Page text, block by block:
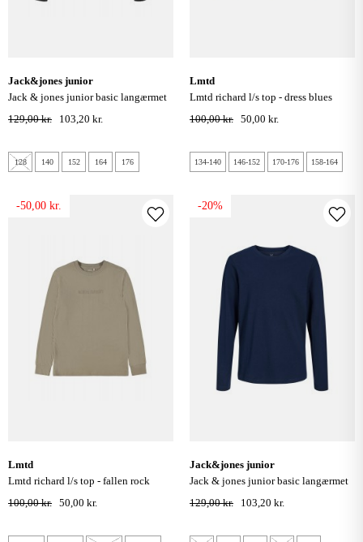
jack&jones junior
jack & jones junior basic langærmet
bluse - sort
129,00 kr. 103,20 kr.
128 140 152 164 176
lmtd
lmtd richard l/s top - dress blues
100,00 kr. 50,00 kr.
134-140 146-152 170-176 158-164
-50,00 kr.
lmtd
lmtd richard l/s top - fallen rock
100,00 kr. 50,00 kr.
-20%
jack&jones junior
jack & jones junior basic langærmet
bluse - navy blazer
129,00 kr. 103,20 kr.